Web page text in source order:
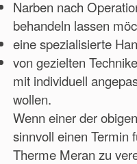
Narben nach
behandeln lassen
eine spezialisierte
von gezielten
mit individuell
wollen.
Wenn einer der
sinnvoll einen Termin
Therme Meran zu